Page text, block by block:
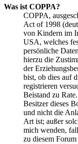
Was ist COPPA?
COPPA,
Act of 1998
von Kindern im
USA, welches
persönliche
hierzu die
der
bist, ob dies auf
registrieren
Beistand zu
Besitzer dieses
und nicht die
Art ist; außer
mich wenden,
zu diesem